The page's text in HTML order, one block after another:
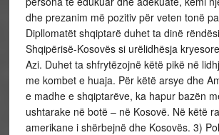
dhe prezanim më pozitiv për veten tonë
Dipllomatët shqiptarë duhet ta dinë
Shqipërisë-Kosovës si urëlidhësja
Azi. Duhet ta shfrytëzojnë këtë pikë në
me kombet e huaja. Për këtë arsye dhe
e madhe e shqiptarëve, ka hapur bazën
ushtarake në botë – në Kosovë. Në këtë
amerikane i shërbejnë dhe Kosovës. 3)